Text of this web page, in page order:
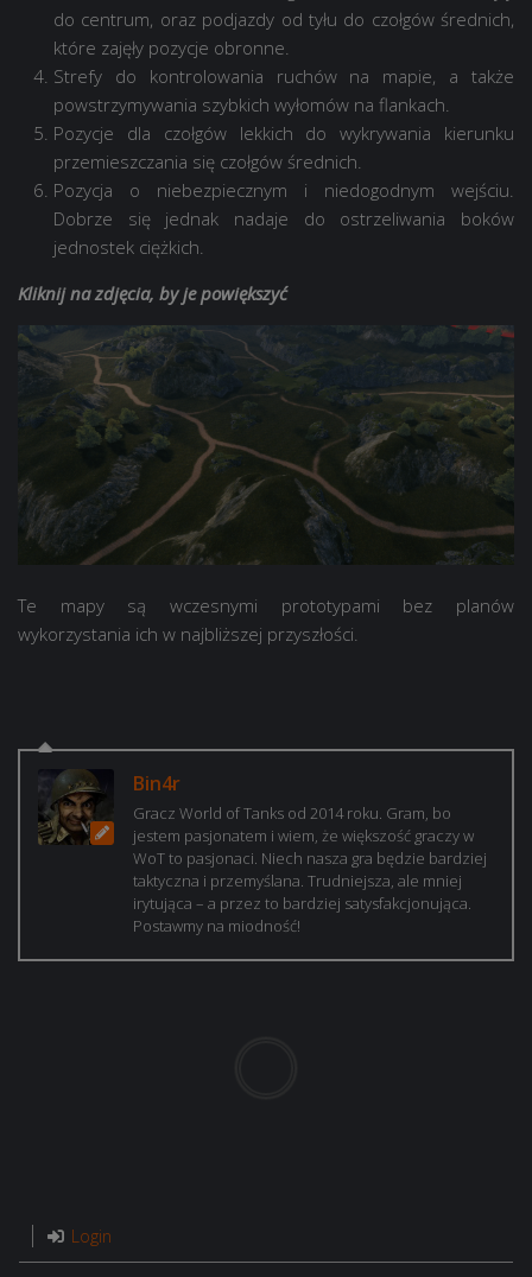
do centrum, oraz podjazdy od tyłu do czołgów średnich,
które zajęły pozycje obronne.
Strefy do kontrolowania ruchów na mapie, a także
powstrzymywania szybkich wyłomów na flankach.
Pozycje dla czołgów lekkich do wykrywania kierunku
przemieszczania się czołgów średnich.
Pozycja o niebezpiecznym i niedogodnym wejściu.
Dobrze się jednak nadaje do ostrzeliwania boków
jednostek ciężkich.
Kliknij na zdjęcia, by je powiększyć
Te mapy są wczesnymi prototypami bez planów
wykorzystania ich w najbliższej przyszłości.
Bin4r
Gracz World of Tanks od 2014 roku. Gram, bo
jestem pasjonatem i wiem, że większość graczy w
WoT to pasjonaci. Niech nasza gra będzie bardziej
taktyczna i przemyślana. Trudniejsza, ale mniej
irytująca – a przez to bardziej satysfakcjonująca.
Postawmy na miodność!
Login